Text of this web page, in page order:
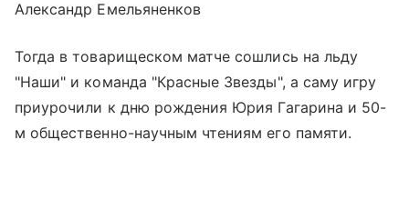
Александр Емельяненков
Тогда в товарищеском матче сошлись на льду
"Наши" и команда "Красные Звезды", а саму игру
приурочили к дню рождения Юрия Гагарина и 50-
м общественно-научным чтениям его памяти.